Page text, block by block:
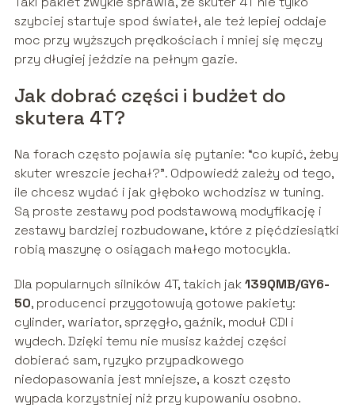
szybciej startuje spod świateł, ale też lepiej oddaje
moc przy wyższych prędkościach i mniej się męczy
przy długiej jeździe na pełnym gazie.
Jak dobrać części i budżet do
skutera 4T?
Na forach często pojawia się pytanie: “co kupić, żeby
skuter wreszcie jechał?”. Odpowiedź zależy od tego,
ile chcesz wydać i jak głęboko wchodzisz w tuning.
Są proste zestawy pod podstawową modyfikację i
zestawy bardziej rozbudowane, które z pięćdziesiątki
robią maszynę o osiągach małego motocykla.
Dla popularnych silników 4T, takich jak139QMB/GY6-
50, producenci przygotowują gotowe pakiety:
cylinder, wariator, sprzęgło, gaźnik, moduł CDI i
wydech. Dzięki temu nie musisz każdej części
dobierać sam, ryzyko przypadkowego
niedopasowania jest mniejsze, a koszt często
wypada korzystniej niż przy kupowaniu osobno.